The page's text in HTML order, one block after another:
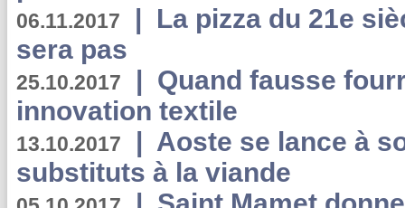
06.11.2017 | La pizza du 21e
sera pas
25.10.2017 | Quand fausse
innovation textile
13.10.2017 | Aoste se lance à
substituts à la viande